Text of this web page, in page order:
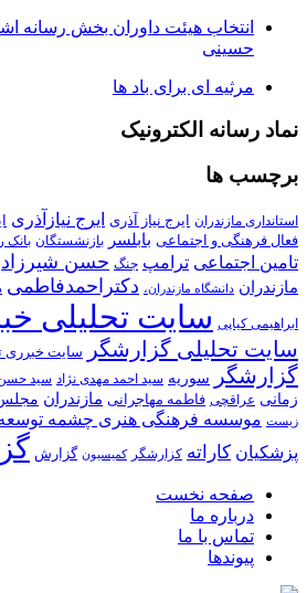
انتخاب هیئت داوران بخش رسانه
حسینی
مرثیه ای برای باد ها
نماد رسانه الکترونیک
برچسب ها
استانداری مازندران ایرج نیاز آذری ایرج نیازآذری
فعال فرهنگی و اجتماعی بابلسر بازنشستگان بانک
تامین اجتماعی ترامپ جنگ حسن شیرزاد
مازندران دانشگاه مازندران، دکتراحمدفاطمی
ابراهیمی کیاپی سایت تحلیلی
سایت تحلیلی گزارشگر سایت خبرری
گزارشگر
سوریه سید احمد مهدی نژاد سید حسن
زمانی عراقچی فاطمه مهاجرانی مازندران
زیست موسسه فرهنگی هنری چشمه
پزشکیان کاراته کزارشگر کمیسیون گزارش
صفحه نخست
درباره ما
تماس با ما
پیوندها